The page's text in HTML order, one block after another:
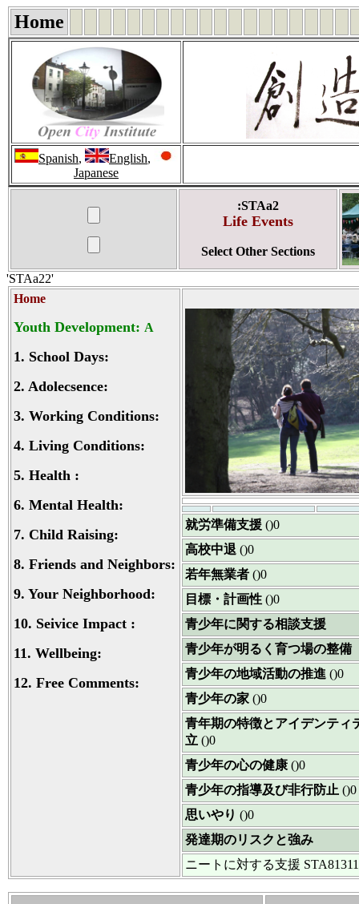
Home
Spanish, English,
Japanese
:STAa2
Life Events
Select Other Sections
'STAa22'
Home
Youth Development: A
1. School Days:
2. Adolecsence:
3. Working Conditions:
4. Living Conditions:
5. Health :
6. Mental Health:
7. Child Raising:
8. Friends and Neighbors:
9. Your Neighborhood:
10. Seivice Impact :
11. Wellbeing:
12. Free Comments:
就労準備支援 ()0
高校中退 ()0
若年無業者 ()0
目標・計画性 ()0
青少年に関する相談支援
青少年が明るく育つ場の整備
青少年の地域活動の推進 ()0
青少年の家 ()0
青年期の特徴とアイデンティ
立 ()0
青少年の心の健康 ()0
青少年の指導及び非行防止 ()0
思いやり ()0
発達期のリスクと強み
ニートに対する支援